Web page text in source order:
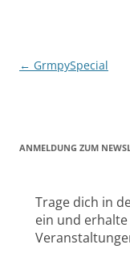
Beitragsnavigation
← GrmpySpecial
ANMELDUNG ZUM
Trage dich in
ein und